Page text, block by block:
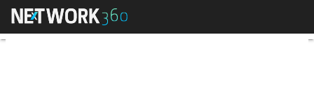
Infratel e Assinter, più